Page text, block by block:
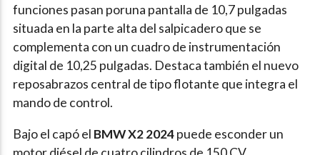
funciones pasan poruna pantalla de 10,7 pulgadas
situada en la parte alta del salpicadero que se
complementa con un cuadro de instrumentación
digital de 10,25 pulgadas. Destaca también el nuevo
reposabrazos central de tipo flotante que integra el
mando de control.
Bajo el capó el BMW X2 2024puede esconder un